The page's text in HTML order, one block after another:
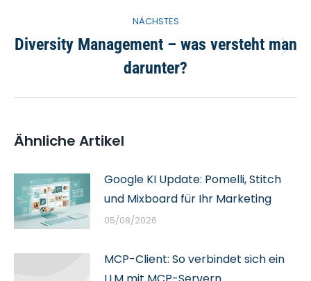
NÄCHSTES
Nächster
Beitrag:
Diversity Management – was versteht man
darunter?
Ähnliche Artikel
Google KI Update: Pomelli, Stitch
und Mixboard für Ihr Marketing
05/08/2026
MCP-Client: So verbindet sich ein